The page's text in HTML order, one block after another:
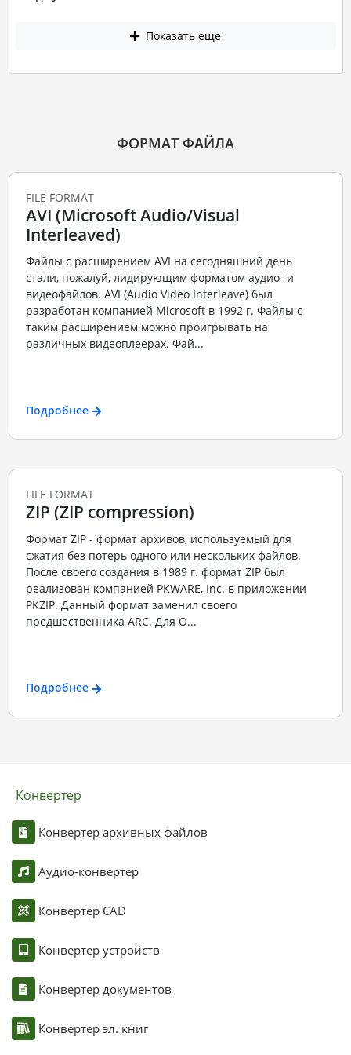
Показать еще
ФОРМАТ ФАЙЛА
FILE FORMAT
AVI (Microsoft Audio/Visual
Interleaved)
Файлы с расширением AVI на сегодняшний день
стали, пожалуй, лидирующим форматом аудио- и
видеофайлов. AVI (Audio Video Interleave) был
разработан компанией Microsoft в 1992 г. Файлы с
таким расширением можно проигрывать на
различных видеоплеерах. Фай...
Подробнее
FILE FORMAT
ZIP (ZIP compression)
Формат ZIP - формат архивов, используемый для
сжатия без потерь одного или нескольких файлов.
После своего создания в 1989 г. формат ZIP был
реализован компанией PKWARE, Inc. в приложении
PKZIP. Данный формат заменил своего
предшественника ARC. Для О...
Подробнее
Конвертер
Конвертер архивных файлов
Аудио-конвертер
Конвертер CAD
Конвертер устройств
Конвертер документов
Конвертер эл. книг